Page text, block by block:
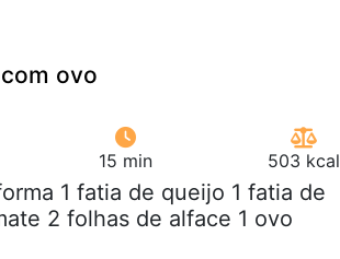
ovo
15 min 503 kcal
1 fatia de queijo 1 fatia de
2 folhas de alface 1 ovo